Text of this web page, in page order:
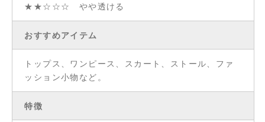
★★☆☆☆ やや透ける
おすすめアイテム
トップス、ワンピース、スカート、ストール、ファ
ッション小物など。
特徴